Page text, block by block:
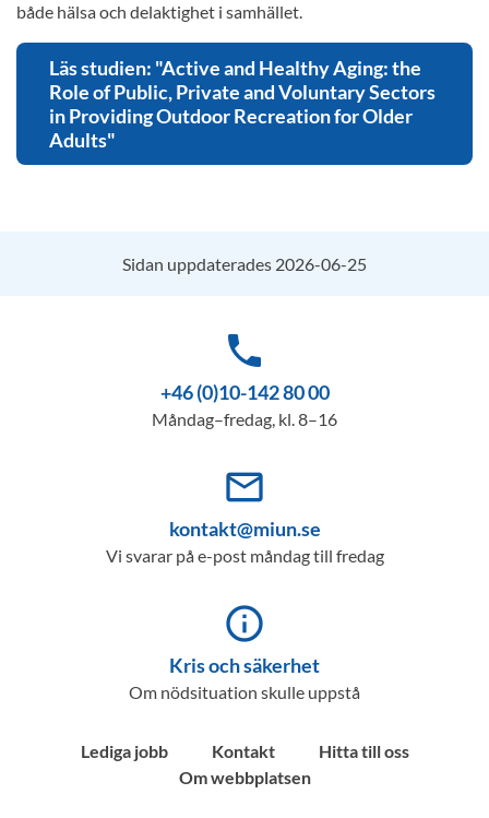
både hälsa och delaktighet i samhället.
Läs studien: "Active and Healthy Aging: the
Role of Public, Private and Voluntary Sectors
in Providing Outdoor Recreation for Older
Adults"
Sidan uppdaterades 2026-06-25
phone
+46 (0)10-142 80 00
Måndag–fredag, kl. 8–16
mail_outline
kontakt@miun.se
Vi svarar på e-post måndag till fredag
info_outline
Kris och säkerhet
Om nödsituation skulle uppstå
Lediga jobb Kontakt
Hitta till oss
Om webbplatsen